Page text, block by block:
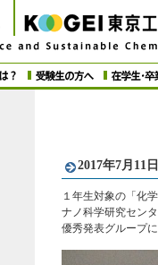
2017年7月11
１年生対象の「化
ナノ科学研究セン
優秀発表グループ